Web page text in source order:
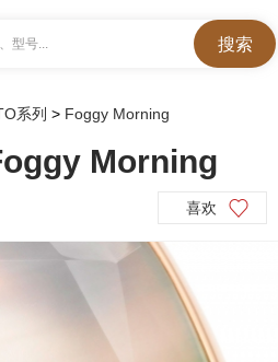
型号...
系列 > Foggy Morning
Morning
喜欢